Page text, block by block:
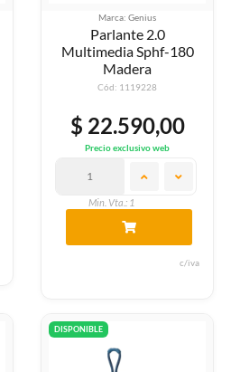
Marca: Genius
Parlante 2.0
Multimedia Sphf-180
Madera
Cód: 1119228
$ 22.590,00
Precio exclusivo web
Min. Vta.: 1
c/iva
DISPONIBLE